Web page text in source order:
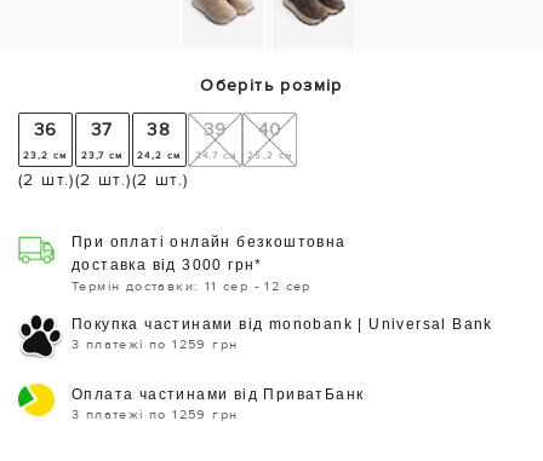
Оберіть розмір
36
23,2 см
(2 шт.)
37
23,7 см
(2 шт.)
38
24,2 см
(2 шт.)
39
24,7 см
40
25,2 см
При оплаті онлайн безкоштовна
доставка від 3000 грн*
Термін доставки: 11 сер - 12 сер
Покупка частинами від monobank | Universal Bank
3 платежі по 1259 грн
Оплата частинами від ПриватБанк
3 платежі по 1259 грн